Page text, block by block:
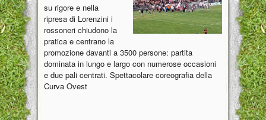
su rigore e nella
ripresa di Lorenzini i
rossoneri chiudono la
pratica e centrano la
promozione davanti a 3500 persone: partita
dominata in lungo e largo con numerose occasioni
e due pali centrati. Spettacolare coreografia della
Curva Ovest